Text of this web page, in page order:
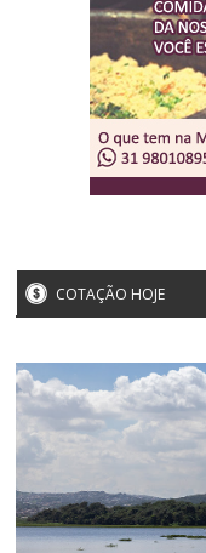
COTAÇÃO HOJE